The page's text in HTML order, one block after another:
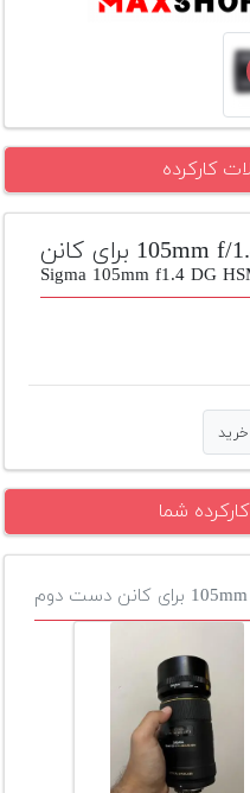
کارکرده
Sigma 105mm f1.4 DG
شما